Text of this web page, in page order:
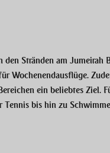
Stränden am Jumeirah
Wochenendausflüge.
ein beliebtes Ziel.
bis hin zu